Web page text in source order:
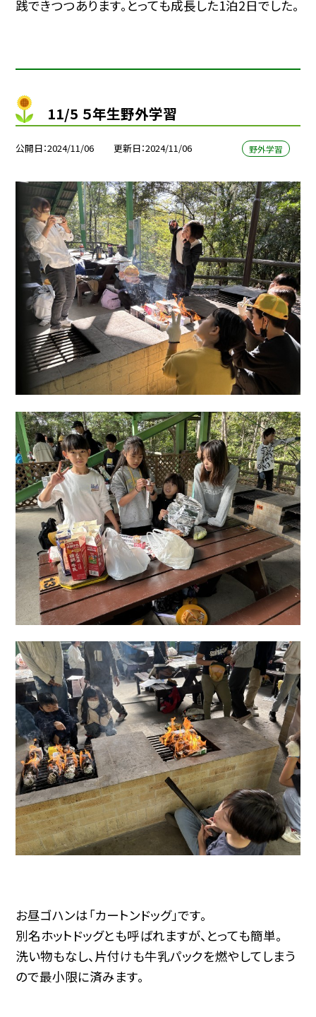
践できつつあります。とっても成長した1泊2日でした。
11/5 ５年生野外学習
公開日 2024/11/06 更新日 2024/11/06 野外学習
お昼ゴハンは「カートンドッグ」です。
別名ホットドッグとも呼ばれますが、とっても簡単。
洗い物もなし、片付けも牛乳パックを燃やしてしまう
ので最小限に済みます。